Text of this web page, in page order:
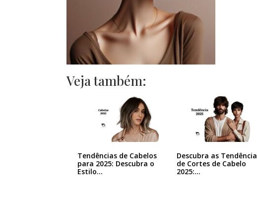
Veja também:
Tendências de Cabelos
para 2025: Descubra o
Estilo…
Descubra as Tendência
de Cortes de Cabelo
2025:…